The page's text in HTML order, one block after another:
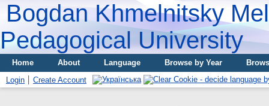
Bogdan Khmelnitsky
Pedagogical University
Home About Language Browse by Year
Login
Create Account